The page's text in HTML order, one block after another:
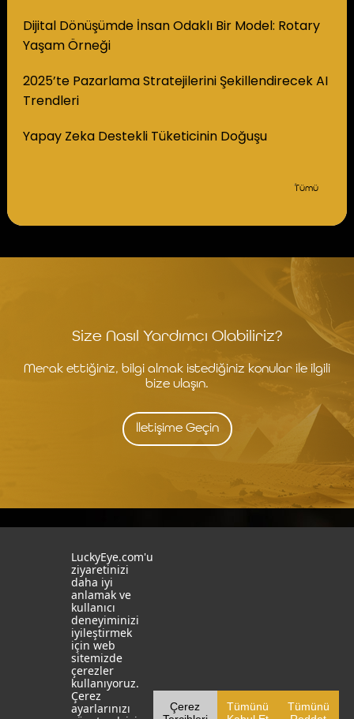
Dijital Dönüşümde İnsan Odaklı Bir Model: Rotary
Yaşam Örneği
2025’te Pazarlama Stratejilerini Şekillendirecek AI
Trendleri
Yapay Zeka Destekli Tüketicinin Doğuşu
Tümü
Size Nasıl Yardımcı Olabiliriz?
Merak ettiğiniz, bilgi almak istediğiniz konular ile ilgili
bize ulaşın.
İletişime Geçin
19 Mayıs Mah. Turaboğlu Sok.
Hamdiye Yazgan İş Merkezi
Kozyatağı, Kadıköy, İstanbul
T: +90 216 355 03 19
Sosyal Medya
LuckyEye AI LAB
LuckyEye.com'u
ziyaretinizi
daha iyi
anlamak ve
kullanıcı
deneyiminizi
iyileştirmek
için web
sitemizde
çerezler
kullanıyoruz.
Çerez
ayarlarınızı
Çerez
Tümünü
Tümünü